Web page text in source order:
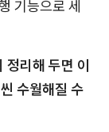
기능으로 세
정리해 두면 이
수월해질 수